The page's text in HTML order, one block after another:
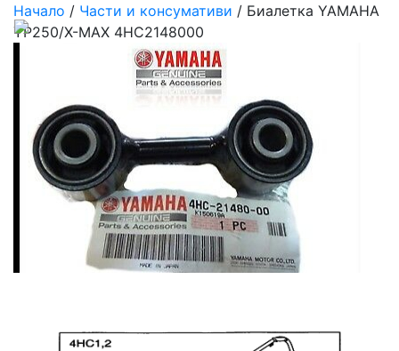
Начало / Части и консумативи / Биалетка YAMAHA
YP250/X-MAX 4HC2148000